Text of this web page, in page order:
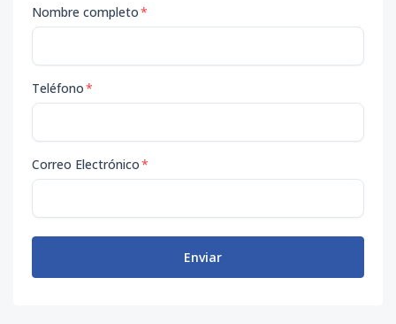
Nombre completo*
Teléfono*
Correo Electrónico*
Enviar